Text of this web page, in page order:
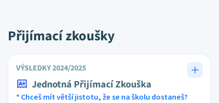
Přijímací zkoušky
VÝSLEDKY 2024/2025
Jednotná Přijímací Zkouška
* Chceš mít větší jistotu, že se na školu dostaneš?